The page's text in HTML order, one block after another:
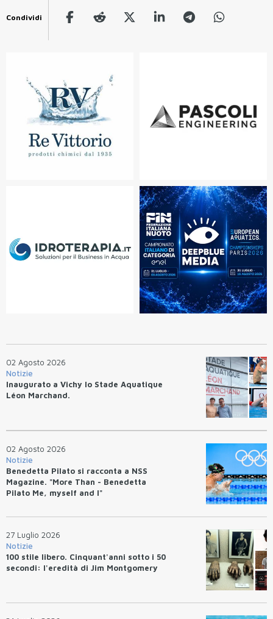
Condividi
02 Agosto 2026
Notizie
Inaugurato a Vichy lo Stade Aquatique
Léon Marchand.
02 Agosto 2026
Notizie
Benedetta Pilato si racconta a NSS
Magazine. "More Than - Benedetta
Pilato Me, myself and I"
27 Luglio 2026
Notizie
100 stile libero. Cinquant'anni sotto i 50
secondi: l'eredità di Jim Montgomery